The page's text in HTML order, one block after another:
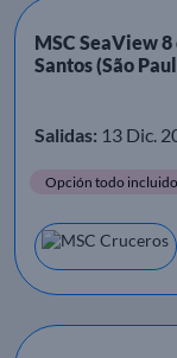
MSC SeaView 8
Santos (São
Salidas: 13 Dic.
Opción todo